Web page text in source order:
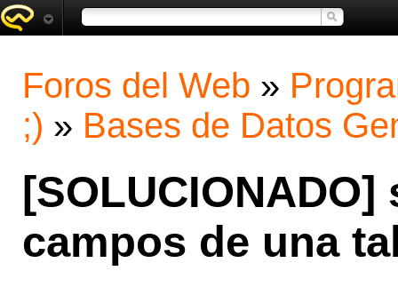
Foros del Web »
;) » Bases de Datos
campos de una